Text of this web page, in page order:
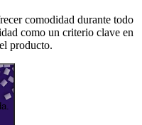
comodidad durante todo
como un criterio clave en
producto.